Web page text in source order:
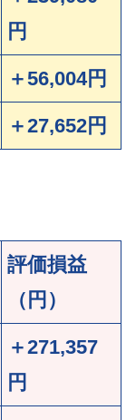
円
＋56,004円
＋27,652円
評価損益
（円）
＋271,357
円